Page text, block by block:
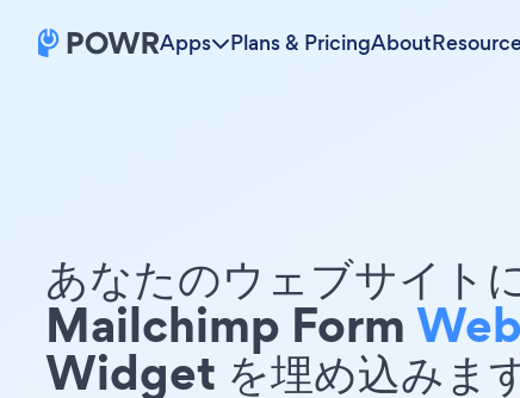
Apps Plans & PricingAbout
あなたのウェブサイト
Mailchimp Form
Widget を埋め込みます